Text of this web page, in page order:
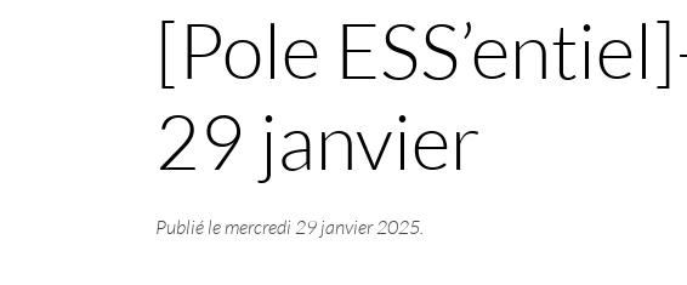
[Pole
29 janvier
Publié le mercredi 29 janvier 2025.